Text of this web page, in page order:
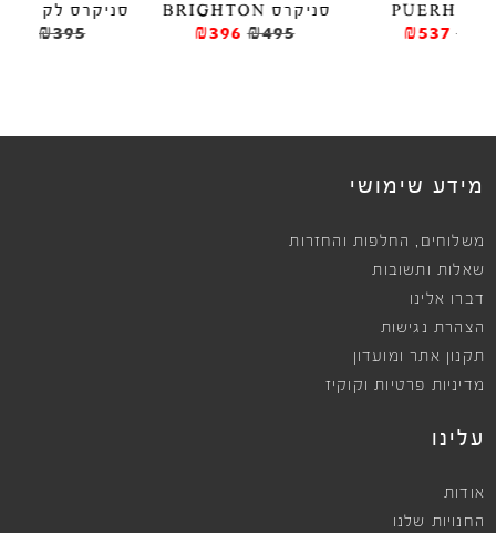
סניקרס BRIGHTON
₪396
סניקרס לק JOANETA
₪316
מידע שימושי
משלוחים , החלפות והחזרות
שאלות ותשובות
דברו אלינו
הצהרת נגישות
תקנון אתר ומועדון
מדיניות פרטיות וקוקיז
עלינו
אודות
החנויות שלנו